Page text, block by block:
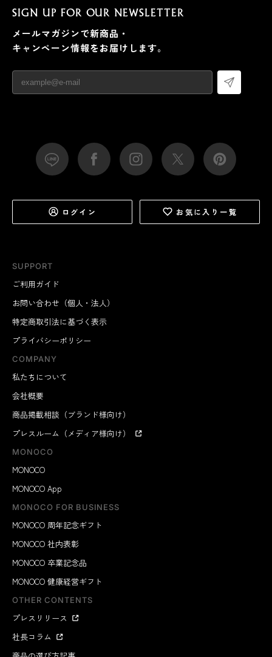
SUPPORT
ご利用ガイド
お問い合わせ（個人・法人）
特定商取引法に基づく表示
プライバシーポリシー
COMPANY
私たちについて
会社概要
商品掲載相談（ブランド様向け）
プレスルーム（メディア様向け）
MONOCO
MONOCO
MONOCO App
MONOCO FOR BUSINESS
MONOCO 周年記念ギフト
MONOCO 社内表彰
MONOCO 卒業記念品
MONOCO 健康経営ギフト
OTHER CONTENTS
プレスリリース
社長コラム
SIGN UP FOR OUR NEWSLETTER
メールマガジンで新商品・
キャンペーン情報をお届けします。
ログイン お気に入り一覧